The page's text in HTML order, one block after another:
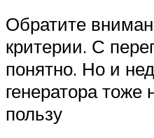
Обратите
критерии. С
понятно. Но и
генератора тоже
пользу